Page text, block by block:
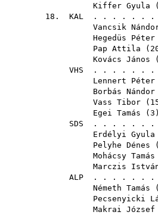
Kiffer Gyula (
18. KAL . . . . . . . .
Vancsik
Hegedüs Péter
Pap Attila (
Kovács János (
VHS . . . . . . .
Lennert Péter
Borbás Nándor
Vass Tibor (
Egei Tamás ( 3
SDS . . . . . . .
Erdélyi Gyula
Pelyhe Dénes (
Mohácsy Tamás
Marczis
ALP . . . . . . .
Németh Tamás (
Pecsenyicki
Makrai József